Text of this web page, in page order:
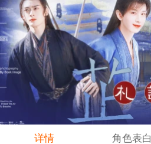
详情 角色表白